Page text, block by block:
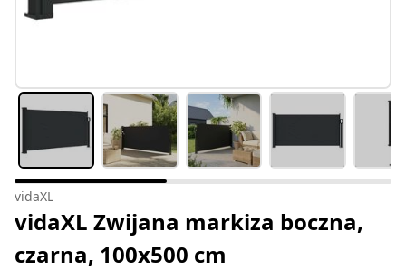
vidaXL
vidaXL Zwijana markiza boczna,
czarna, 100x500 cm